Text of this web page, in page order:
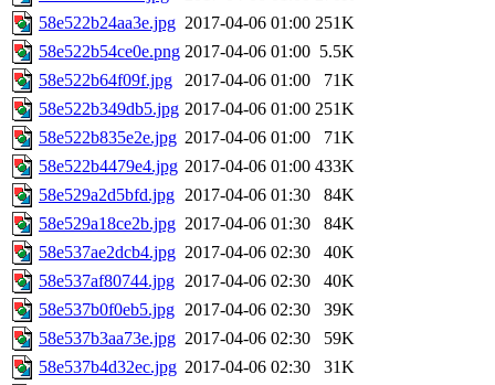
58e522b24aa3e.jpg 2017-04-06 01:00 251K
58e522b54ce0e.png 2017-04-06 01:00 5.5K
58e522b64f09f.jpg
2017-04-06 01:00
71K
58e522b349db5.jpg 2017-04-06 01:00 251K
58e522b835e2e.jpg 2017-04-06 01:00
71K
58e522b4479e4.jpg 2017-04-06 01:00 433K
58e529a2d5bfd.jpg 2017-04-06 01:30
84K
58e529a18ce2b.jpg 2017-04-06 01:30
84K
58e537ae2dcb4.jpg 2017-04-06 02:30
40K
58e537af80744.jpg 2017-04-06 02:30
40K
58e537b0f0eb5.jpg 2017-04-06 02:30
39K
58e537b3aa73e.jpg 2017-04-06 02:30
59K
58e537b4d32ec.jpg 2017-04-06 02:30
31K